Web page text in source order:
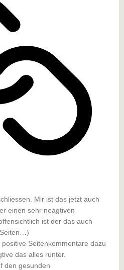
Mir ist das jetzt auch
einen sehr neagtiven
ist der das auch
Seitenkommentare dazu
das alles runter.
den gesunden